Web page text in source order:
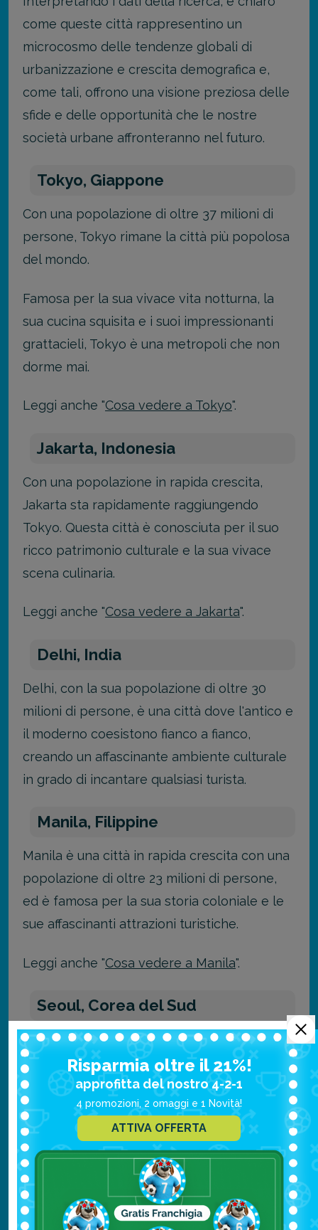
come queste città rappresentino un
microcosmo delle tendenze globali di
urbanizzazione e crescita demografica e,
come tali, offrono una visione preziosa delle
sfide e delle opportunità che le nostre
società urbane affronteranno nel futuro.
Tokyo, Giappone
Con una popolazione di oltre 37 milioni di
persone, Tokyo rimane la città più popolosa
del mondo.
Famosa per la sua vivace vita notturna, la
sua cucina squisita e i suoi impressionanti
grattacieli, Tokyo è una metropoli che non
dorme mai.
Leggi anche "Cosa vedere a Tokyo".
Jakarta, Indonesia
Con una popolazione in rapida crescita,
Jakarta sta rapidamente raggiungendo
Tokyo. Questa città è conosciuta per il suo
ricco patrimonio culturale e la sua vivace
scena culinaria.
Leggi anche "Cosa vedere a Jakarta".
Delhi, India
Delhi, con la sua popolazione di oltre 30
milioni di persone, è una città dove l'antico e
il moderno coesistono fianco a fianco,
creando un affascinante ambiente culturale
in grado di incantare qualsiasi turista.
Manila, Filippine
Manila è una città in rapida crescita con una
popolazione di oltre 23 milioni di persone,
ed è famosa per la sua storia coloniale e le
sue affascinanti attrazioni turistiche.
Leggi anche "Cosa vedere a Manila".
Seoul, Corea del Sud
Seoul è una metropoli moderna con una
popolazione di oltre 20 milioni di persone,
ed è conosciuta per la sua tecnologia
avanzata e la sua cultura pop vibrante.
Leggi anche "Cosa vedere a Seoul".
Perché Chongqing è
considerata la città più
Risparmia oltre il 21%!
approfitta del nostro 4-2-1
4 promozioni, 2 omaggi e 1 Novità!
ATTIVA OFFERTA